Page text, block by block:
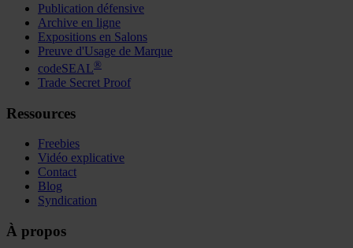
Publication défensive
Archive en ligne
Expositions en Salons
Preuve d'Usage de Marque
codeSEAL®
Trade Secret Proof
Ressources
Freebies
Vidéo explicative
Contact
Blog
Syndication
À propos